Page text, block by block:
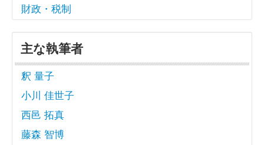
財政・税制
主な執筆者
釈 量子
小川 佳世子
西邑 拓真
藤森 智博